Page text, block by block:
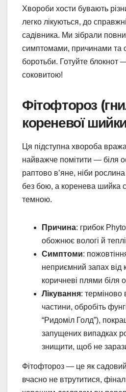
Хвороби хости бувають
легко лікуються, до
садівника. Ми зібрали
симптомами, причинами та
боротьби. Готуйте блокнот
соковитою!
Фітофтороз
кореневої
Ця підступна хвороба
найважче помітити — біля
раптово в’яне, ніби
без бою, а коренева шийка
темною.
Причина: грибок
обожнює вологі й
Симптоми:
неприємний запах від
коричневі плями біля
Лікування: терміново
частини, обробіть
“Ридоміл Голд”),
запущених випадках
знищити, щоб не
Фітофтороз — це як
вчасно не втрутитися,